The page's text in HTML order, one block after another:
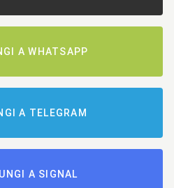
A WHATSAPP
A TELEGRAM
A SIGNAL